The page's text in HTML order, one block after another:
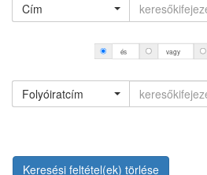
Cím
és vagy
Folyóiratcím
Keresési feltétel(ek) törlése